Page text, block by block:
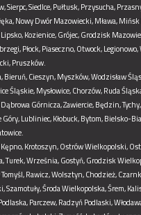
Sierpc,Siedlce,Pułtusk,Przysucha,
Nowy Dwór Mazowiecki,Mława,
Lipsko,Kozienice,Grójec,Grodzisk
Płock,Piaseczno,Otwock,Legionowo,
Pruszków.
Bieruń,Cieszyn,Myszków,Wodzisław
Śląskie,Mysłowice,Chorzów,Ruda
Dąbrowa Górnicza,Zawiercie,Będzin,Tychy,
Lubliniec,Kłobuck,Bytom,Bielsko-
Kępno,Krotoszyn,Ostrów Wielkopolski,
Turek,Września,Gostyń,Grodzisk
Rawicz,Wolsztyn,Chodzież,
Szamotuły,Środa Wielkopolska,Śrem,
Parczew,Radzyń Podlaski,